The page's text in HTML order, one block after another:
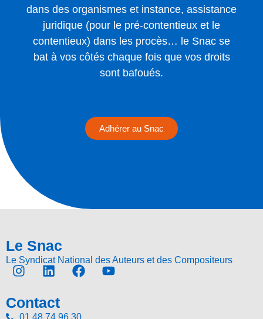
dans des organismes et instance, assistance
juridique (pour le pré-contentieux et le
contentieux) dans les procès… le Snac se
bat à vos côtés chaque fois que vos droits
sont bafoués.
Adhérer au Snac
Le Snac
Le Syndicat National des Auteurs et des Compositeurs
Contact
01 48 74 96 30